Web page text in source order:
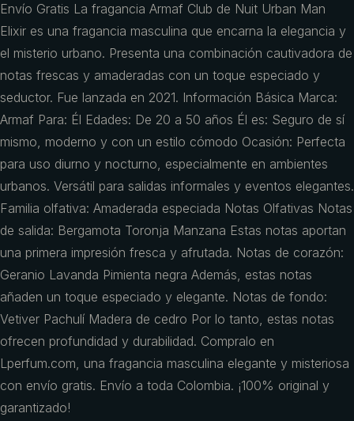
Envío Gratis La fragancia Armaf Club de Nuit Urban Man
Elixir es una fragancia masculina que encarna la elegancia y
el misterio urbano. Presenta una combinación cautivadora de
notas frescas y amaderadas con un toque especiado y
seductor. Fue lanzada en 2021. Información Básica Marca:
Armaf Para: Él Edades: De 20 a 50 años Él es: Seguro de sí
mismo, moderno y con un estilo cómodo Ocasión: Perfecta
para uso diurno y nocturno, especialmente en ambientes
urbanos. Versátil para salidas informales y eventos elegantes.
Familia olfativa: Amaderada especiada Notas Olfativas Notas
de salida: Bergamota Toronja Manzana Estas notas aportan
una primera impresión fresca y afrutada. Notas de corazón:
Geranio Lavanda Pimienta negra Además, estas notas
añaden un toque especiado y elegante. Notas de fondo:
Vetiver Pachulí Madera de cedro Por lo tanto, estas notas
ofrecen profundidad y durabilidad. Compralo en
Lperfum.com, una fragancia masculina elegante y misteriosa
con envío gratis. Envío a toda Colombia. ¡100% original y
garantizado!